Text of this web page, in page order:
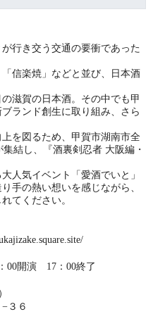
行き交う交通の要衝であった
信楽焼」などと並び、日本酒
滋賀の日本酒。その中でも甲
ランド創生に取り組み、さら
を図るため、甲賀市湖南市全
結し、『酒裏剣忍者 大阪編・
人気イベント「愛酒でいと」
手の熱い想いを感じながら、
てください。
00開演 17：00終了
）
３６